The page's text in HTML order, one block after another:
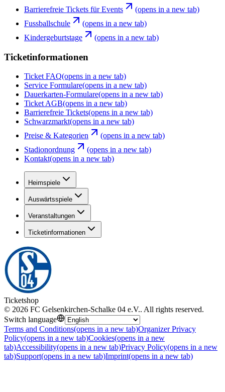
Barrierefreie Tickets für Events
(opens in a new tab)
Fussballschule
(opens in a new tab)
Kindergeburtstage
(opens in a new tab)
Ticketinformationen
Ticket FAQ(opens in a new tab)
Service Formulare(opens in a new tab)
Dauerkarten-Formulare(opens in a new tab)
Ticket AGB(opens in a new tab)
Barrierefreie Tickets(opens in a new tab)
Schwarzmarkt(opens in a new tab)
Preise & Kategorien
(opens in a new tab)
Stadionordnung
(opens in a new tab)
Kontakt(opens in a new tab)
Heimspiele
Auswärtsspiele
Veranstaltungen
Ticketinformationen
Ticketshop
© 2026 FC Gelsenkirchen-Schalke 04 e.V.. All rights reserved.
Switch language
Terms and Conditions(opens in a new tab)Organizer Privacy
Policy(opens in a new tab)Cookies(opens in a new
tab)Accessibility(opens in a new tab)Privacy Policy(opens in a new
tab)Support(opens in a new tab)Imprint(opens in a new tab)